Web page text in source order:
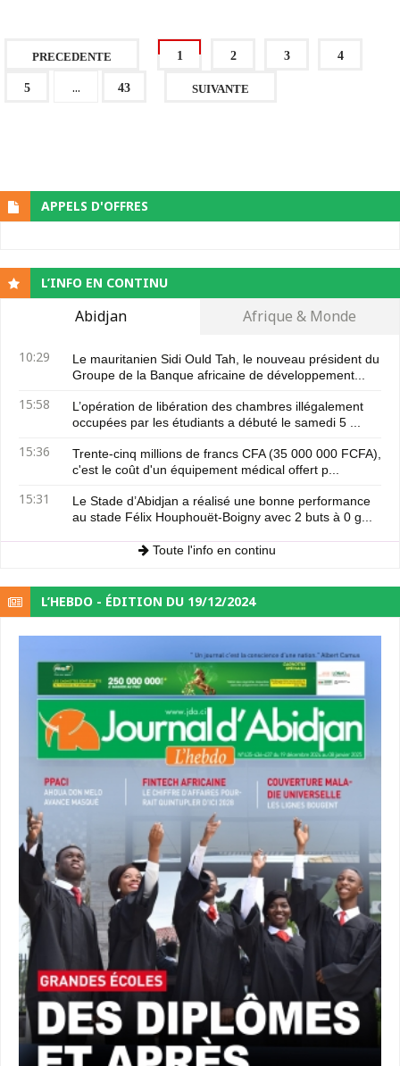
PRECEDENTE 1 2 3 4
5 ... 43 SUIVANTE
APPELS D'OFFRES
L’INFO EN CONTINU
Abidjan Afrique & Monde
10:29
Le mauritanien Sidi Ould Tah, le nouveau président du
Groupe de la Banque africaine de développement...
15:58
L’opération de libération des chambres illégalement
occupées par les étudiants a débuté le samedi 5 ...
15:36
Trente-cinq millions de francs CFA (35 000 000 FCFA),
c'est le coût d'un équipement médical offert p...
15:31
Le Stade d’Abidjan a réalisé une bonne performance
au stade Félix Houphouët-Boigny avec 2 buts à 0 g...
Toute l'info en continu
L’HEBDO - ÉDITION DU 19/12/2024